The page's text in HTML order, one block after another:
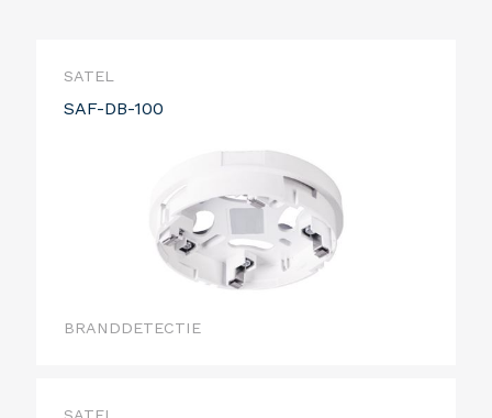
SATEL
SAF-DB-100
BRANDDETECTIE